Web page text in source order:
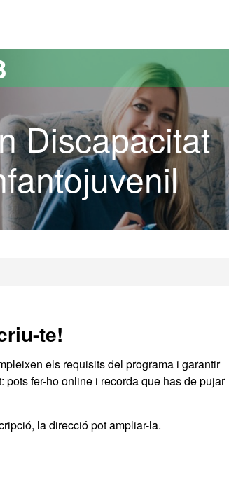
Discapacitat
te!
els requisits del programa i garantir
pots fer-ho online i recorda que has de pujar
la direcció pot ampliar-la.